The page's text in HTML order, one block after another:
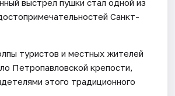
выстрел пушки стал одной из
Санкт-
туристов и местных жителей
Петропавловской крепости,
этого традиционного